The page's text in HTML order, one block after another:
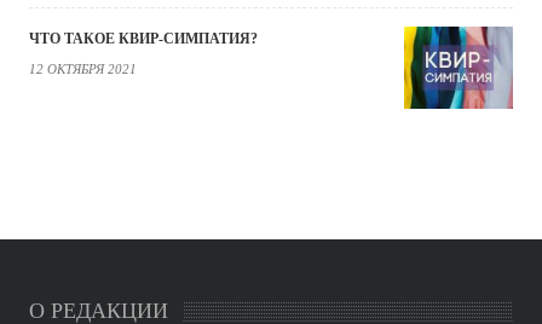
ЧТО ТАКОЕ КВИР-СИМПАТИЯ?
12 ОКТЯБРЯ 2021
О РЕДАКЦИИ